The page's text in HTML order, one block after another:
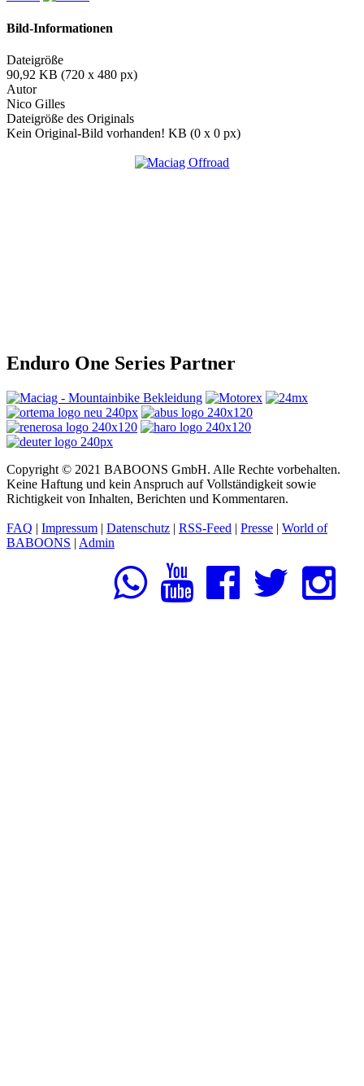
Bild-Informationen
Dateigröße
90,92 KB (720 x 480 px)
Autor
Nico Gilles
Dateigröße des Originals
Kein Original-Bild vorhanden! KB (0 x 0 px)
Enduro One Series Partner
Copyright © 2021 BABOONS GmbH. Alle Rechte vorbehalten.
Keine Haftung und kein Anspruch auf Vollständigkeit sowie
Richtigkeit von Inhalten, Berichten und Kommentaren.
FAQ | Impressum | Datenschutz | RSS-Feed | Presse | World of
BABOONS | Admin